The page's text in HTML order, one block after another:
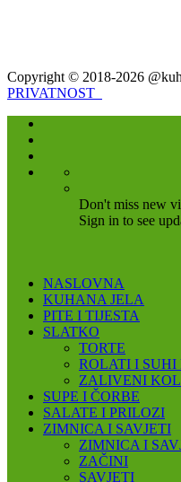
Copyright © 2018-2026
PRIVATNOST
Don't miss new
Sign in to see
NASLOVNA
KUHANA JELA
PITE I TIJESTA
SLATKO
TORTE
ROLATI I
ZALIVENI
SUPE I ČORBE
SALATE I PRILOZI
ZIMNICA I SAVJETI
ZIMNICA I
ZAČINI
SAVJETI